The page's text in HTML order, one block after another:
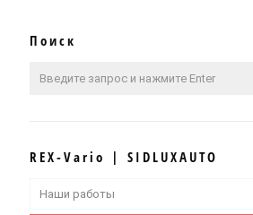
Поиск
REX-Vario | SIDLUXAUTO
Наши работы